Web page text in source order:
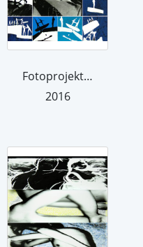
Fotoprojektion 12
2016